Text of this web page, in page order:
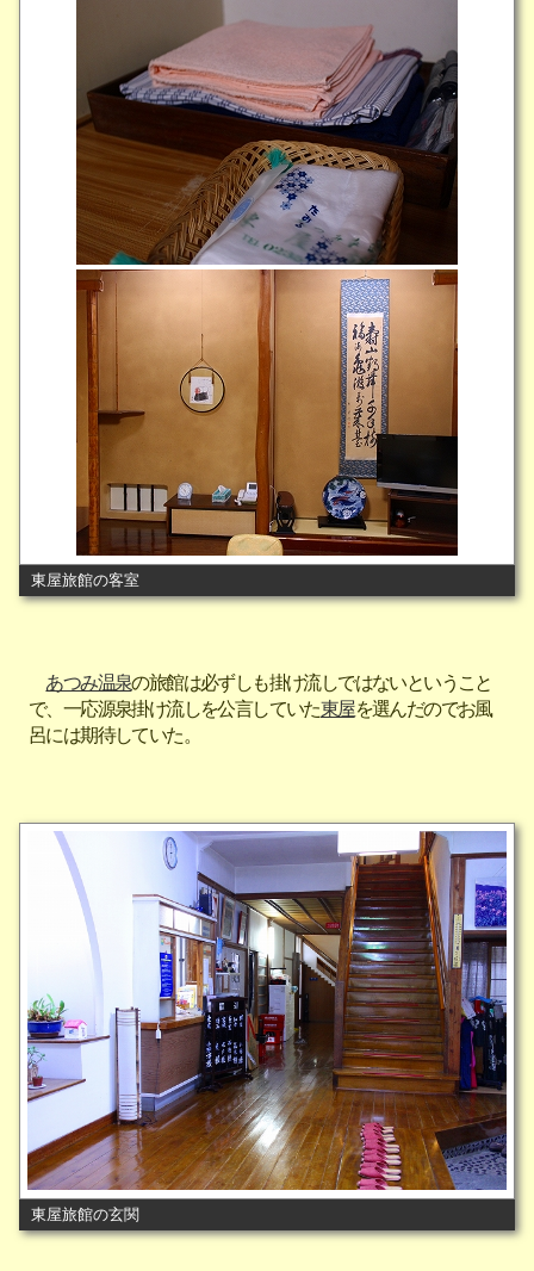
東屋旅館の客室
あつみ温泉の旅館は必ずしも掛け流しではないということ
で、一応源泉掛け流しを公言していた東屋を選んだのでお風
呂には期待していた。
東屋旅館の玄関